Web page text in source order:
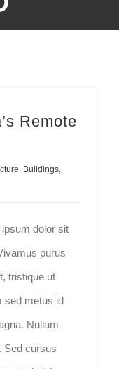
Remote
Buildings
dolor sit
purus
tristique ut
sed metus id
Nullam
Sed cursus